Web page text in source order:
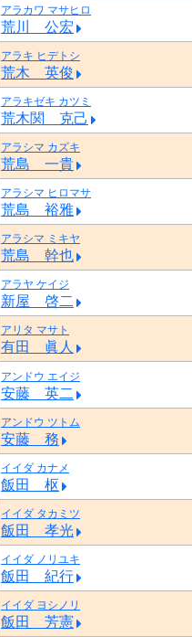
アラカワ マサヒロ
荒川 公宏
アラキ ヒデトシ
荒木 英俊
アラキゼキ カツミ
荒木関 克己
アラシマ カズキ
荒島 一貴
アラシマ ヒロマサ
荒島 裕雅
アラシマ ミキヤ
荒島 幹也
アラヤ ケイジ
新屋 啓二
アリタ マサト
有田 眞人
アンドウ エイジ
安藤 英二
アンドウ ツトム
安藤 務
イイダ カナメ
飯田 枢
イイダ タカミツ
飯田 孝光
イイダ ノリユキ
飯田 紀行
イイダ ヨシノリ
飯田 芳憲